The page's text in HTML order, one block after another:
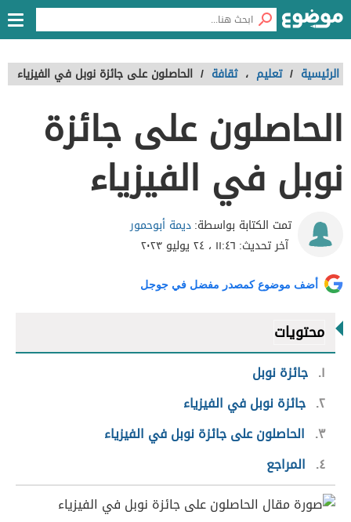
الرئيسية / تعليم ، ثقافة / الحاصلون على جائزة نوبل في الفيزياء
الحاصلون على جائزة
نوبل في الفيزياء
تمت الكتابة بواسطة:ديمة أبوحمور
آخر تحديث: ١١:٤٦ ، ٢٤ يوليو ٢٠٢٣
أضف موضوع كمصدر مفضل في جوجل
محتويات
١ جائزة نوبل
٢ جائزة نوبل في الفيزياء
٣
الحاصلون على جائزة نوبل في الفيزياء
٤
المراجع